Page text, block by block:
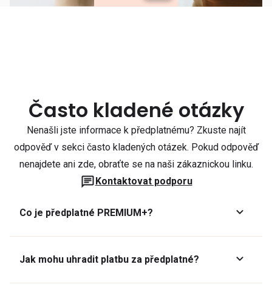
Často kladené otázky
Nenašli jste informace k předplatnému? Zkuste najít
odpověď v sekci často kladených otázek. Pokud odpověď
nenajdete ani zde, obraťte se na naši zákaznickou linku.
Kontaktovat podporu
Co je předplatné PREMIUM+?
Jak mohu uhradit platbu za předplatné?